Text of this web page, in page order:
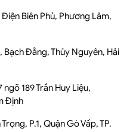
Điện Biên Phủ, Phương Lâm,
Bạch Đằng, Thủy Nguyên, Hải
ngõ 189 Trần Huy Liệu,
Định
P.1, Quận Gò Vấp, TP.